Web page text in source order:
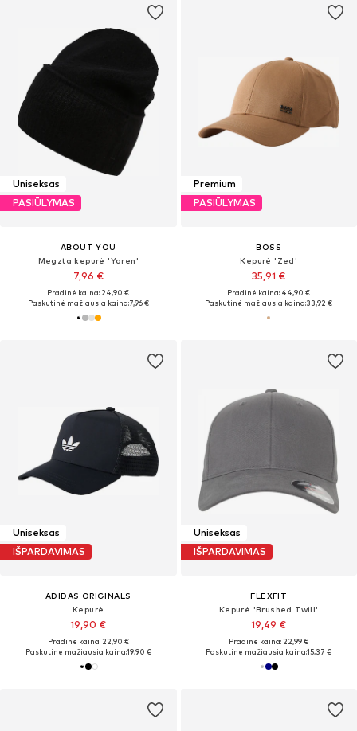
Uniseksas
PASIŪLYMAS
ABOUT YOU
Megzta kepurė 'Yaren'
7,96 €
Pradinė kaina: 24,90 €
Paskutinė mažiausia kaina:7,96 €
Premium
PASIŪLYMAS
BOSS
Kepurė 'Zed'
35,91 €
Pradinė kaina: 44,90 €
Paskutinė mažiausia kaina:33,92 €
Uniseksas
IŠPARDAVIMAS
ADIDAS ORIGINALS
Kepurė
19,90 €
Pradinė kaina: 22,90 €
Paskutinė mažiausia kaina:19,90 €
Uniseksas
IŠPARDAVIMAS
FLEXFIT
Kepurė 'Brushed Twill'
19,49 €
Pradinė kaina: 22,99 €
Paskutinė mažiausia kaina:15,37 €